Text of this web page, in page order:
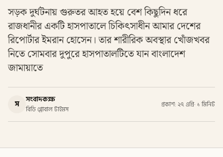
সড়ক দুর্ঘটনায় গুরুতর আহত হয়ে বেশ কিছুদিন ধরে
রাজধানীর একটি হাসপাতালে চিকিৎসাধীন আমার দেশের
রিপোর্টার ইমরান হোসেন। তার শারীরিক অবস্থার খোঁজখবর
নিতে সোমবার দুপুরে হাসপাতালটিতে যান বাংলাদেশ
জামায়াতে
স সংবাদকক্ষ
বিডি গ্লোবাল টাইমস
প্রকাশ: ২৭ এপ্রি· ১ মিনিট